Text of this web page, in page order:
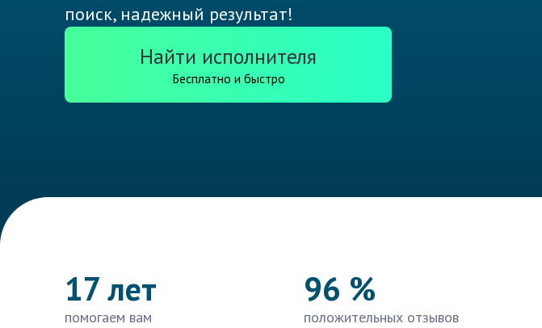
поиск, надежный результат!
Найти исполнителя
Бесплатно и быстро
17 лет
помогаем вам
96 %
положительных отзывов